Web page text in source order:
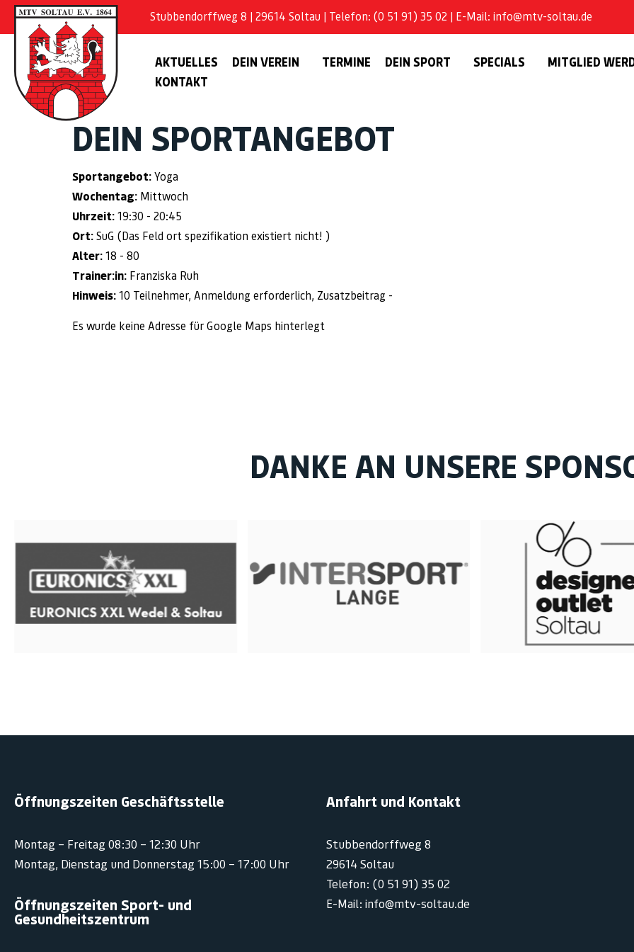
Stubbendorffweg 8 | 29614 Soltau | Telefon: (0 51 91) 35 02 | E-Mail: info@mtv-soltau.de
AKTUELLES DEIN VEREIN TERMINE DEIN SPORT SPECIALS
MITGLIED
KONTAKT
DEIN SPORTANGEBOT
Sportangebot: Yoga
Wochentag: Mittwoch
Uhrzeit: 19:30 - 20:45
Ort: SuG (Das Feld ort spezifikation existiert nicht! )
Alter: 18 - 80
Trainer:in: Franziska Ruh
Hinweis: 10 Teilnehmer, Anmeldung erforderlich, Zusatzbeitrag -
Es wurde keine Adresse für Google Maps hinterlegt
DANKE AN UNSERE
Öffnungszeiten Geschäftsstelle
Montag – Freitag 08:30 – 12:30 Uhr
Montag, Dienstag und Donnerstag 15:00 – 17:00 Uhr
Öffnungszeiten Sport- und
Gesundheitszentrum
Anfahrt und Kontakt
Stubbendorffweg 8
29614 Soltau
Telefon: (0 51 91) 35 02
E-Mail: info@mtv-soltau.de